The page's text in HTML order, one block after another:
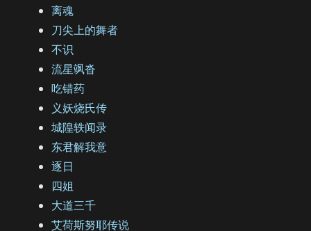
离魂
刀尖上的舞者
不识
流星飒沓
吃错药
义妖烧氏传
城隍轶闻录
东君解我意
逐日
四姐
大道三千
艾荷斯努耶传说